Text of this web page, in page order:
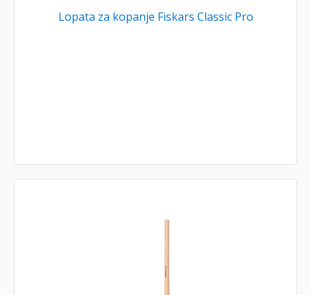
Lopata za kopanje Fiskars Classic Pro